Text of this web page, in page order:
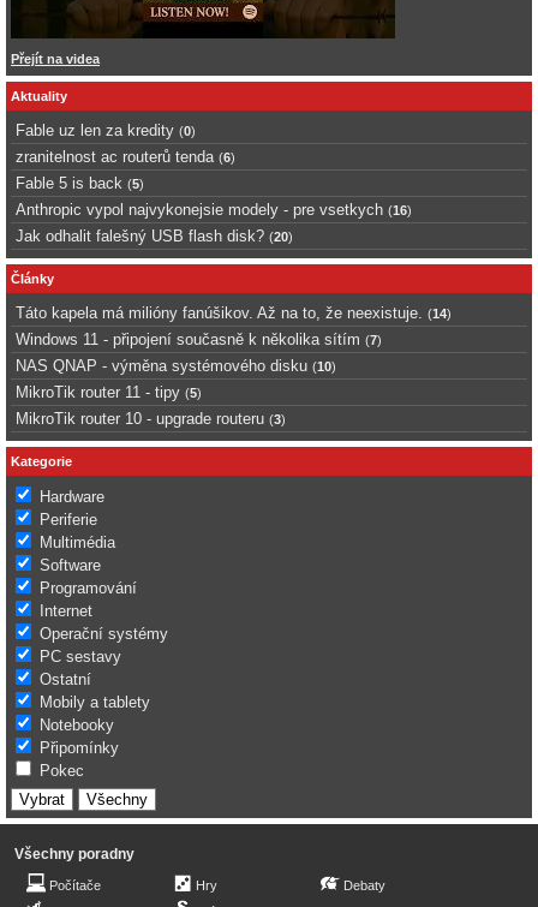
Přejít na videa
Aktuality
Fable uz len za kredity (0)
zranitelnost ac routerů tenda (6)
Fable 5 is back (5)
Anthropic vypol najvykonejsie modely - pre vsetkych (16)
Jak odhalit falešný USB flash disk? (20)
Články
Táto kapela má milióny fanúšikov. Až na to, že neexistuje. (14)
Windows 11 - připojení současně k několika sítím (7)
NAS QNAP - výměna systémového disku (10)
MikroTik router 11 - tipy (5)
MikroTik router 10 - upgrade routeru (3)
Kategorie
Hardware
Periferie
Multimédia
Software
Programování
Internet
Operační systémy
PC sestavy
Ostatní
Mobily a tablety
Notebooky
Připomínky
Pokec
Všechny poradny
Počítače
Hry
Debaty